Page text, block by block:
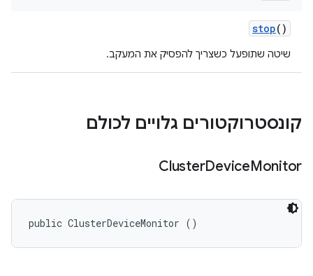
stop()
שיטה שתופעל כשצריך להפסיק את המעקב.
קונסטרוקטורים גלויים לכולם
ClusterDeviceMonitor
public ClusterDeviceMonitor ()